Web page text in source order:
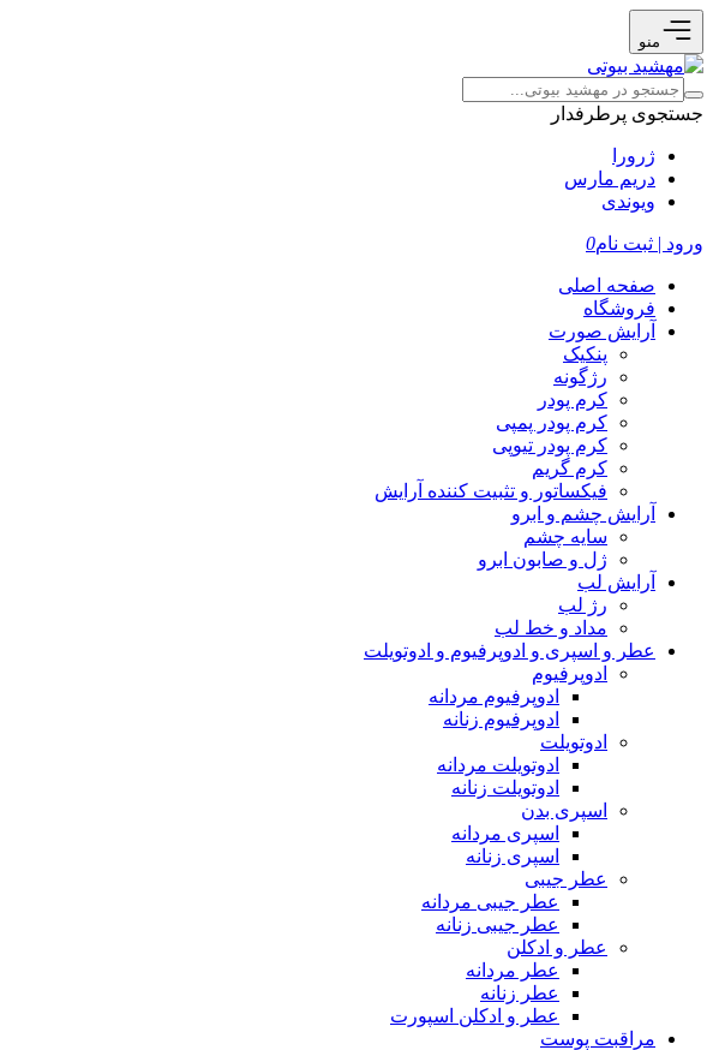
منو
جستجوی پرطرفدار
ژرورا
دریم مارس
ویوندی
ورود | ثبت نام0
صفحه اصلی
فروشگاه
آرایش صورت
پنکیک
رژگونه
کرم پودر
کرم پودر پمپی
کرم پودر تیوپی
کرم گریم
فیکساتور و تثبیت کننده آرایش
آرایش چشم و ابرو
سایه چشم
ژل و صابون ابرو
آرایش لب
رژ لب
مداد و خط لب
عطر و اسپری و ادوپرفیوم و ادوتویلت
ادوپرفیوم
ادوپرفیوم مردانه
ادوپرفیوم زنانه
ادوتویلت
ادوتویلت مردانه
ادوتویلت زنانه
اسپری بدن
اسپری مردانه
اسپری زنانه
عطر جیبی
عطر جیبی مردانه
عطر جیبی زنانه
عطر و ادکلن
عطر مردانه
عطر زنانه
عطر و ادکلن اسپورت
مراقبت پوست